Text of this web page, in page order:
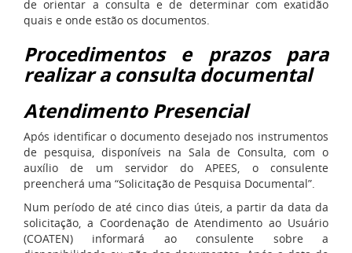
de orientar a consulta e de determinar com exatidão
quais e onde estão os documentos.
Procedimentos e prazos para
realizar a consulta documental
Atendimento Presencial
Após identificar o documento desejado nos instrumentos
de pesquisa, disponíveis na Sala de Consulta, com o
auxílio de um servidor do APEES, o consulente
preencherá uma “Solicitação de Pesquisa Documental”.
Num período de até cinco dias úteis, a partir da data da
solicitação, a Coordenação de Atendimento ao Usuário
(COATEN) informará ao consulente sobre a